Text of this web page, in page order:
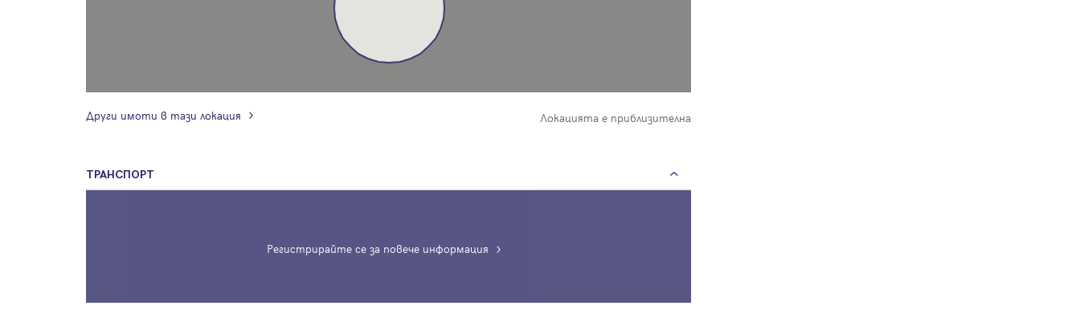
Локацията е приблизителна
Други имоти в тази локация
ТРАНСПОРТ
Регистрирайте се за повече информация